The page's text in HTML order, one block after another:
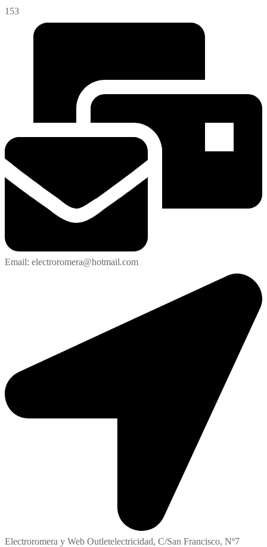
153
Email: electroromera@hotmail.com
Electroromera y Web Outletelectricidad, C/San Francisco, Nº7